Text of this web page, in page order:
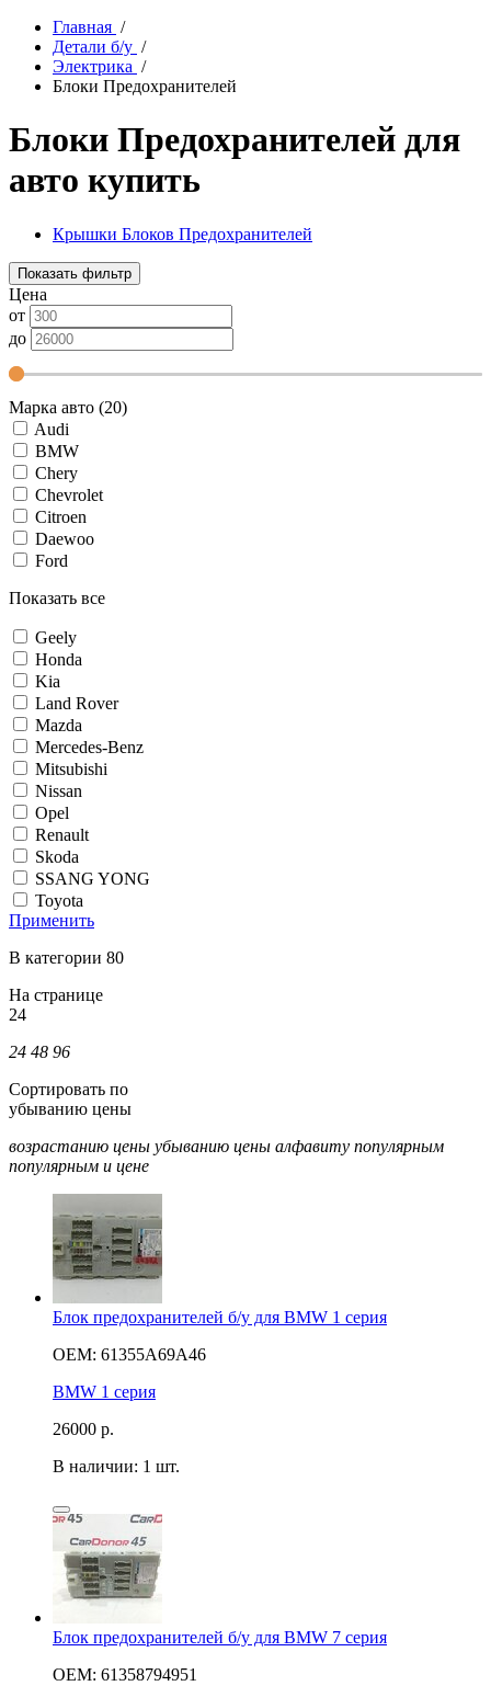
Главная /
Детали б/у /
Электрика /
Блоки Предохранителей
Блоки Предохранителей для
авто купить
Крышки Блоков Предохранителей
Показать фильтр
Цена
от
до
Марка авто (20)
Audi
BMW
Chery
Chevrolet
Citroen
Daewoo
Ford
Показать все
Geely
Honda
Kia
Land Rover
Mazda
Mercedes-Benz
Mitsubishi
Nissan
Opel
Renault
Skoda
SSANG YONG
Toyota
Применить
В категории 80
На странице
24
24 48 96
Сортировать по
убыванию цены
возрастанию цены убыванию цены алфавиту популярным
популярным и цене
Блок предохранителей б/у для BMW 1 серия
OEM: 61355A69A46
BMW 1 серия
26000 р.
В наличии: 1 шт.
Блок предохранителей б/у для BMW 7 серия
OEM: 61358794951